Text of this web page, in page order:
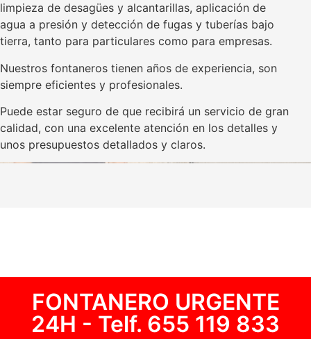
limpieza de desagües y alcantarillas, aplicación de
agua a presión y detección de fugas y tuberías bajo
tierra, tanto para particulares como para empresas.
Nuestros fontaneros tienen años de experiencia, son
siempre eficientes y profesionales.
Puede estar seguro de que recibirá un servicio de gran
calidad, con una excelente atención en los detalles y
unos presupuestos detallados y claros.
FONTANERO URGENTE
24H - Telf. 655 119 833